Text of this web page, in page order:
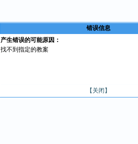
错误信息
产生错误的可能原因：
找不到指定的教案
【关闭】